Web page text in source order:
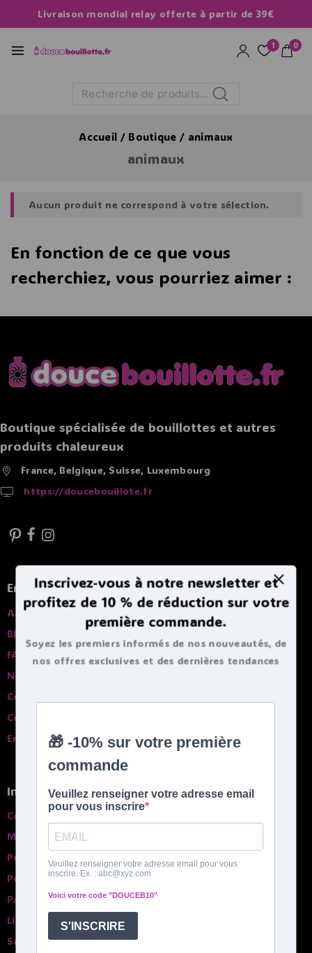
Livraison mondial relay offerte à partir de 39€
1 0
Recherche
Accueil / Boutique / animaux
animaux
Aucun produit ne correspond à votre sélection.
En fonction de ce que vous
recherchiez, vous pourriez aimer :
Boutique spécialisée de bouillottes et autres
produits chaleureux
France, Belgique, Suisse, Luxembourg
https://doucebouillote.fr
En savoir plus
A propros
Blog
FAQ
Nos garanties
Contactez-nous
Comparatif des bouillottes
English spoken
Infos pratiques
Conditions générales de ventes
Mentions légales
Politique de confidentialité
Politique de Cookies
Paiement sécurisé
Livraison
Savoir ou se trouve mon colis
Inscrivez-vous à notre newsletter et
profitez de 10 % de réduction sur votre
première commande.
Soyez les premiers informés de nos nouveautés, de
nos offres exclusives et des dernières tendances